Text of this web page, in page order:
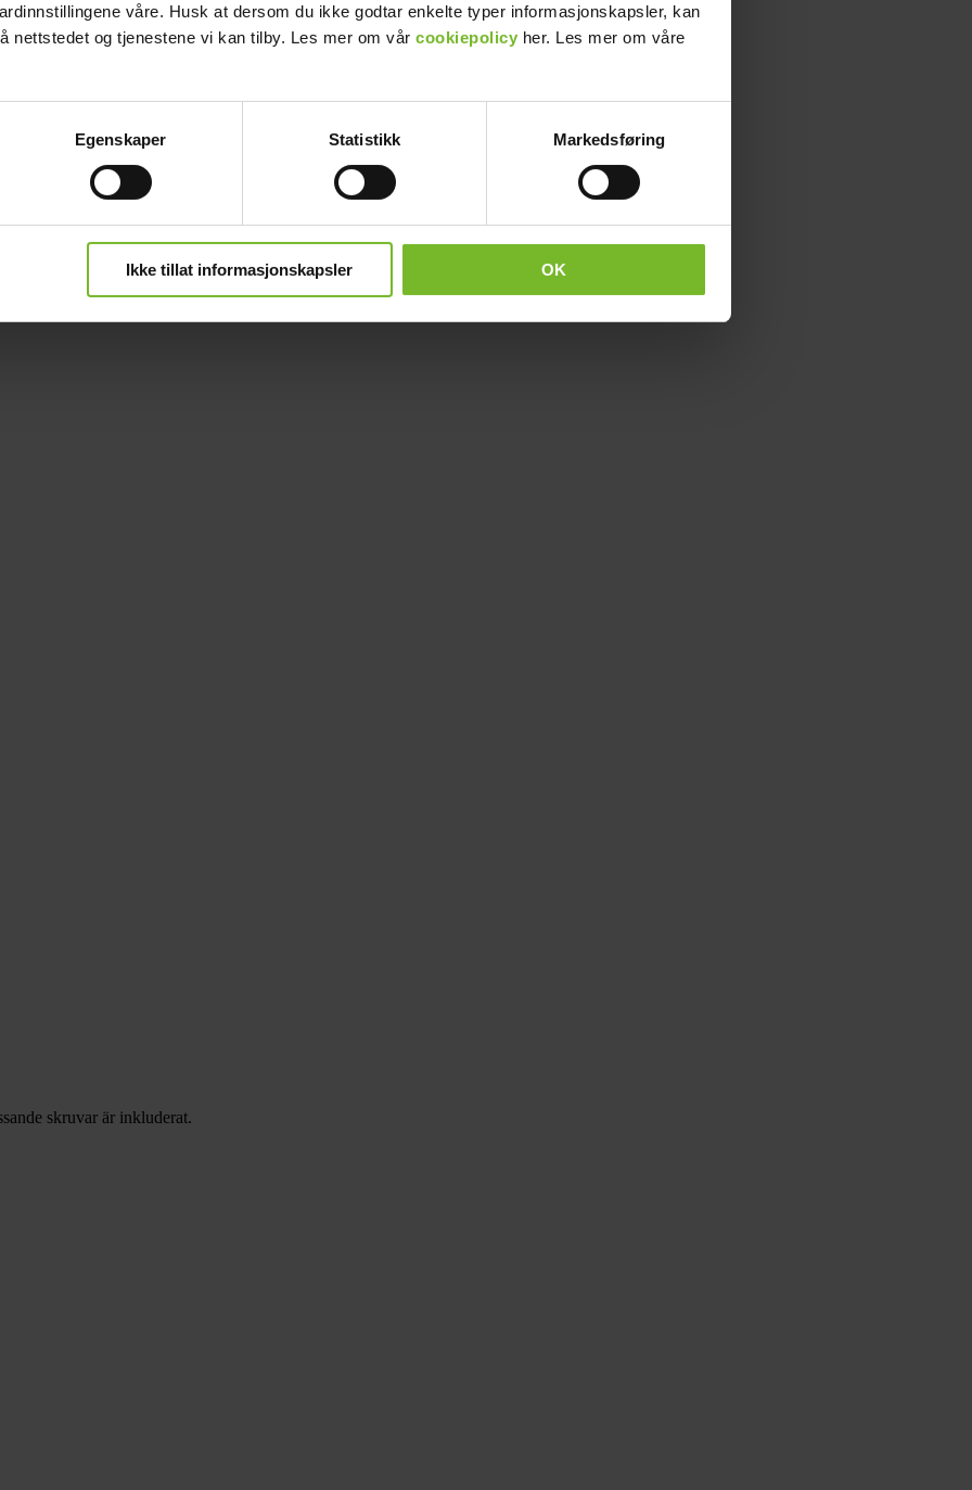
våre. Husk at dersom du ikke godtar enkelte typer informasjonskapsler, kan
nettstedet og tjenestene vi kan tilby. Les mer om vår cookiepolicy her. Les mer om våre
Egenskaper Statistikk Markedsføring
Ikke tillat informasjonskapsler OK
skruvar är inkluderat.